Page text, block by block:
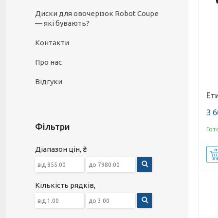
3
Диски для овочерізок Robot Coupe
— які бувають?
Контакти
Про нас
Відгуки
Фільтри
Діапазон цін, ₴
Кількість рядків,